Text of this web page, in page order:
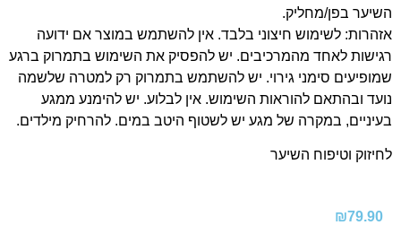
השיער בפן/מחליק.
אזהרות: לשימוש חיצוני בלבד. אין להשתמש במוצר אם ידועה
רגישות לאחד מהמרכיבים. יש להפסיק את השימוש בתמרוק ברגע
שמופיעים סימני גירוי. יש להשתמש בתמרוק רק למטרה שלשמה
נועד ובהתאם להוראות השימוש. אין לבלוע. יש להימנע ממגע
בעיניים, במקרה של מגע יש לשטוף היטב במים. להרחיק מילדים.
לחיזוק וטיפוח השיער
₪79.90